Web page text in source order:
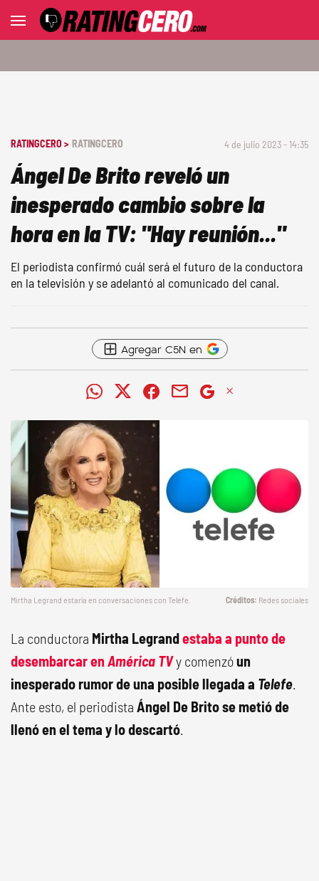
RATINGCERO > RATINGCERO 4 de julio 2023 - 14:35
Ángel De Brito reveló un
inesperado cambio sobre la
hora en la TV: "Hay reunión..."
El periodista confirmó cuál será el futuro de la conductora
en la televisión y se adelantó al comunicado del canal.
Agregar C5N en
Mirtha Legrand estaría en conversaciones con Telefe Redes sociales
La conductora Mirtha Legrandestaba a punto de
desembarcar en América TVy comenzóun
inesperado rumor de una posible llegada a Telefe.
Ante esto, el periodista Ángel De Brito se metió de
llenó en el tema y lo descartó.